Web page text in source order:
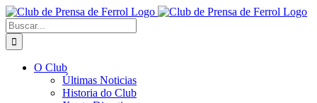
Saltar
al
contenido
Buscar:
O Club
Últimas Noticias
Historia do Club